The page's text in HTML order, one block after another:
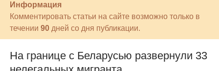
Информация
Комментировать статьи на сайте возможно только в
течении 90 дней со дня публикации.
На границе с Беларусью развернули 33